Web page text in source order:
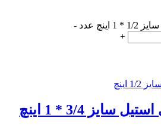
عدد
-
+
سایز 3/4 * 1 اینچ